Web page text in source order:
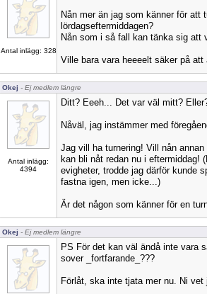
Antal inlägg: 328
Nån mer än jag som känner för att
lördagseftermiddagen?
Nån som i så fall kan tänka sig att
Ville bara vara heeeelt säker på
Okej - Ej medlem längre
Antal inlägg:
4394
Ditt? Eeeh... Det var väl mitt?
Nåväl, jag instämmer med
Jag vill ha turnering! Vill nån
kan bli nåt redan nu i eftermiddag!
evigheter, trodde jag därför kunde
fastna igen, men icke...)
Är det någon som känner för en
Okej - Ej medlem längre
PS För det kan väl ändå inte vara
sover _fortfarande_???
Förlåt, ska inte tjata mer nu. Ni vet